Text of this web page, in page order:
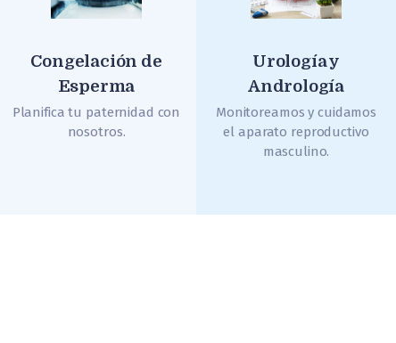
Congelación de
Esperma
Planifica tu paternidad con
nosotros.
Urología y
Andrología
Monitoreamos y cuidamos
el aparato reproductivo
masculino.